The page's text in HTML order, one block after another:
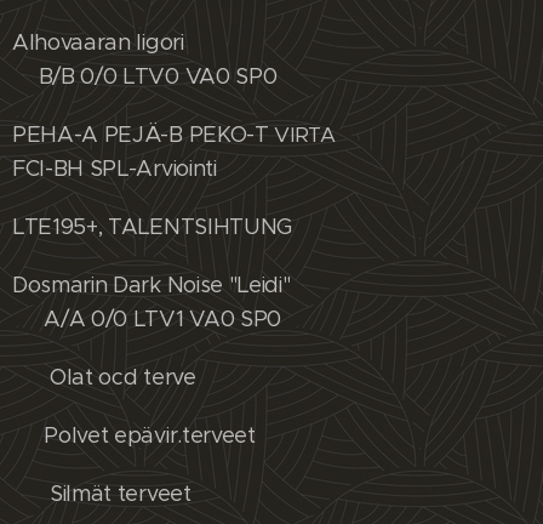
Alhovaaran Iigori
⚡️B/B 0/0 LTV0 VA0 SP0
PEHA-A PEJÄ-B PEKO-TVIRTA
FCI-BH SPL-Arviointi
LTE195+, TALENTSIHTUNG
Dosmarin Dark Noise "Leidi"
⚡️ A/A 0/0 LTV1 VA0 SP0
⚡️ Olat ocd terve
⚡️ Polvet epävir.terveet
⚡️ Silmät terveet